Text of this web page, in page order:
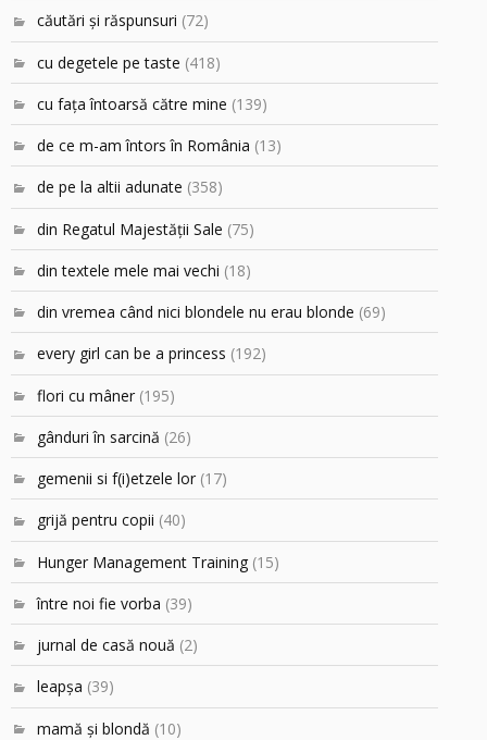
căutări şi răspunsuri (72)
cu degetele pe taste (418)
cu faţa întoarsă către mine (139)
de ce m-am întors în România (13)
de pe la altii adunate (358)
din Regatul Majestăţii Sale (75)
din textele mele mai vechi (18)
din vremea când nici blondele nu erau blonde (69)
every girl can be a princess (192)
flori cu mâner (195)
gânduri în sarcină (26)
gemenii si f(i)etzele lor (17)
grijă pentru copii (40)
Hunger Management Training (15)
între noi fie vorba (39)
jurnal de casă nouă (2)
leapşa (39)
mamă şi blondă (10)